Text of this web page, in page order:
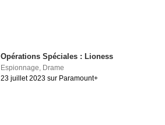
Opérations Spéciales : Lioness
Espionnage Drame
23 juillet 2023 sur Paramount+